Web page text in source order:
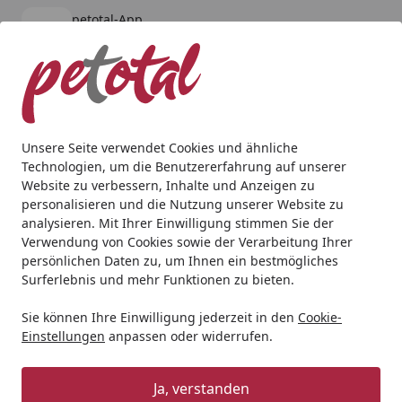
Unsere Seite verwendet Cookies und ähnliche
Technologien, um die Benutzererfahrung auf unserer
Website zu verbessern, Inhalte und Anzeigen zu
personalisieren und die Nutzung unserer Website zu
analysieren. Mit Ihrer Einwilligung stimmen Sie der
Verwendung von Cookies sowie der Verarbeitung Ihrer
persönlichen Daten zu, um Ihnen ein bestmögliches
Surferlebnis und mehr Funktionen zu bieten.
Sie können Ihre Einwilligung jederzeit in den Cookie-
Einstellungen anpassen oder widerrufen.
Ja, verstanden
petotal-App
kostenlos - Im App Store
Alle Produkte
Mein Konto
Suchen
Startseite
Katze Nahrungsergänzung & Diätfutter KATTOVIT
KATTOVIT Feline Diet Sensitive
(hypoallergene Schonkost) 185g
Dose Katzennassfutter